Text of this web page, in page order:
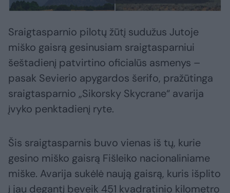
Sraigtasparnio pilotų žūtį sudužus Jutoje
miško gaisrą gesinusiam sraigtasparniui
šeštadienį patvirtino oficialūs asmenys –
pasak Sevierio apygardos šerifo, pražūtinga
sraigtasparnio „Sikorsky Skycrane“ avarija
įvyko penktadienį ryte.
Šis sraigtasparnis buvo vienas iš tų, kurie
gesino miško gaisrą Fišleiko nacionaliniame
miške. Avarija sukėlė naują gaisrą, kuris išplito
į jau degantį beveik 451 kvadratinio kilometro